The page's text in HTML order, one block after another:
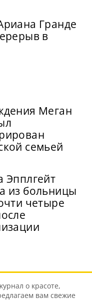
Гранде
в
Меган
семьей
Эпплгейт
из больницы
четыре
о красоте,
вам свежие